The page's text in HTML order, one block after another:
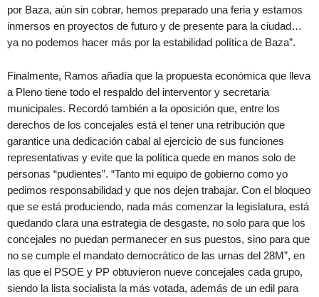
por Baza, aún sin cobrar, hemos preparado una feria y estamos
inmersos en proyectos de futuro y de presente para la ciudad…
ya no podemos hacer más por la estabilidad política de Baza”.
Finalmente, Ramos añadía que la propuesta económica que lleva
a Pleno tiene todo el respaldo del interventor y secretaria
municipales. Recordó también a la oposición que, entre los
derechos de los concejales está el tener una retribución que
garantice una dedicación cabal al ejercicio de sus funciones
representativas y evite que la política quede en manos solo de
personas “pudientes”. “Tanto mi equipo de gobierno como yo
pedimos responsabilidad y que nos dejen trabajar. Con el bloqueo
que se está produciendo, nada más comenzar la legislatura, está
quedando clara una estrategia de desgaste, no solo para que los
concejales no puedan permanecer en sus puestos, sino para que
no se cumple el mandato democrático de las urnas del 28M”, en
las que el PSOE y PP obtuvieron nueve concejales cada grupo,
siendo la lista socialista la más votada, además de un edil para